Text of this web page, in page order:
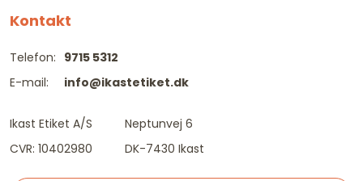
Kontakt
Telefon:
E-mail:
9715 5312
info@ikastetiket.dk
Ikast Etiket A/S
CVR: 10402980
Neptunvej 6
DK-7430 Ikast